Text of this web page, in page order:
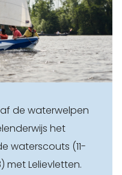
de waterwelpen
het
waterscouts (11-
met Lelievletten.